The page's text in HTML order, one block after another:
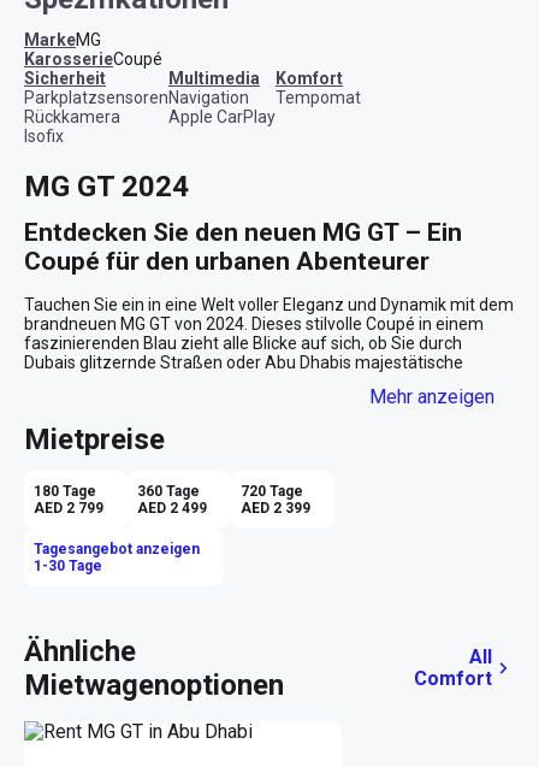
MarkeMG
KarosserieCoupé
Sicherheit
Parkplatzsensoren
Rückkamera
Isofix
Multimedia
Navigation
Apple CarPlay
Komfort
Tempomat
MG GT 2024
Entdecken Sie den neuen MG GT – Ein
Coupé für den urbanen Abenteurer
Tauchen Sie ein in eine Welt voller Eleganz und Dynamik mit dem
brandneuen MG GT von 2024. Dieses stilvolle Coupé in einem
faszinierenden Blau zieht alle Blicke auf sich, ob Sie durch
Dubais glitzernde Straßen oder Abu Dhabis majestätische
modernster Technik und bietet Fahrspaß pur für alle, die das
Ein Fahrgefühl, das begeistert
Setzen Sie sich hinter das Lenkrad und spüren Sie die Kraft des
reibungslose Kraftübertragung der Automatik verschmelzen zu
einem Fahrerlebnis, das die Sinne berührt. Mit vier komfortablen
Küstenstraße.
Innovative Technologie für den modernen
Mehr anzeigen
Mietpreise
180 Tage
AED 2 799
360 Tage
AED 2 499
720 Tage
AED 2 399
Tagesangebot anzeigen
1-30 Tage
Ähnliche
Mietwagenoptionen
All
Comfort